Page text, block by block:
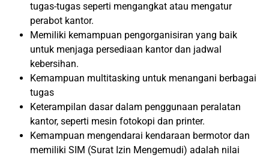
tugas-tugas seperti mengangkat atau mengatur
perabot kantor.
Memiliki kemampuan pengorganisiran yang baik
untuk menjaga persediaan kantor dan jadwal
kebersihan.
Kemampuan multitasking untuk menangani berbagai
tugas
Keterampilan dasar dalam penggunaan peralatan
kantor, seperti mesin fotokopi dan printer.
Kemampuan mengendarai kendaraan bermotor dan
memiliki SIM (Surat Izin Mengemudi) adalah nilai